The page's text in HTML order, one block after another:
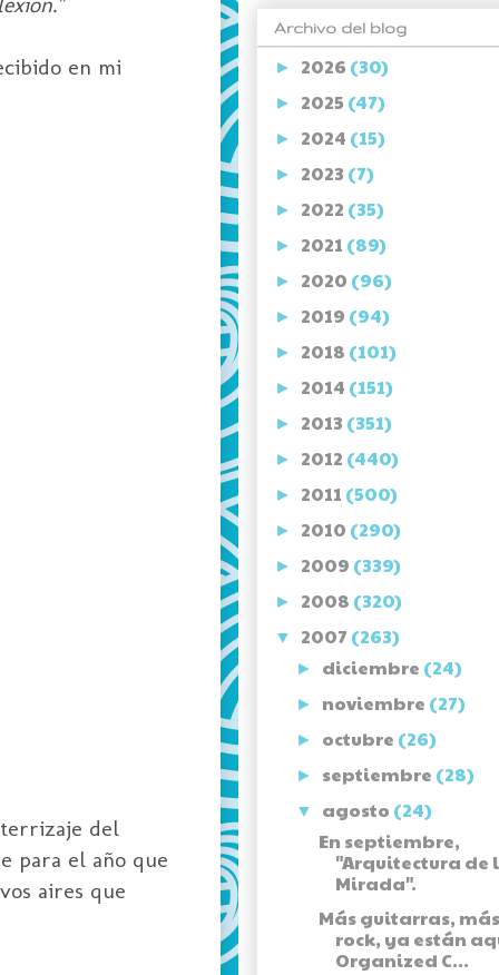
en mi
del
para el año que
aires que
Archivo del blog
► 2026 (30)
► 2025 (47)
► 2024 (15)
► 2023 (7)
► 2022 (35)
► 2021 (89)
► 2020 (96)
► 2019 (94)
► 2018 (101)
► 2014 (151)
► 2013 (351)
► 2012 (440)
► 2011 (500)
► 2010 (290)
► 2009 (339)
► 2008 (320)
▼ 2007 (263)
► diciembre (24)
► noviembre (27)
► octubre (26)
► septiembre (28)
▼ agosto (24)
En septiembre,
"Arquitectura de
Mirada".
Más guitarras, más
rock, ya están
Organized C...